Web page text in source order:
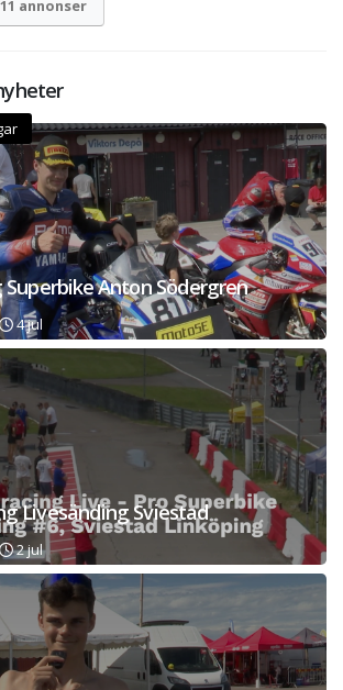
annonser
Anton Södergren
4 jul
Livesänding Sviestad
2 jul